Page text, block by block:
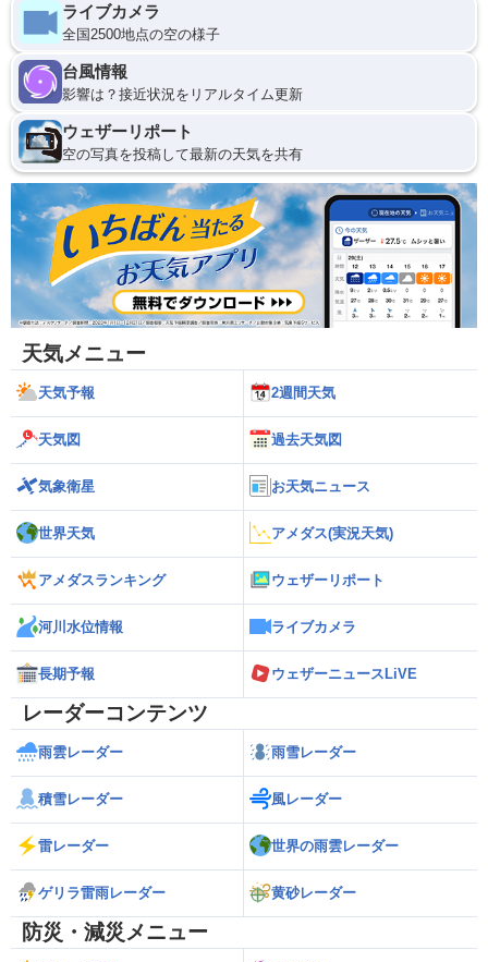
ライブカメラ
全国2500地点の空の様子
台風情報
影響は？接近状況をリアルタイム更新
ウェザーリポート
空の写真を投稿して最新の天気を共有
天気メニュー
天気予報 2週間天気
天気図 過去天気図
気象衛星 お天気ニュース
世界天気 アメダス(実況天気)
アメダスランキング ウェザーリポート
河川水位情報 ライブカメラ
長期予報 ウェザーニュースLiVE
レーダーコンテンツ
雨雲レーダー 雨雪レーダー
積雪レーダー 風レーダー
雷レーダー 世界の雨雲レーダー
ゲリラ雷雨レーダー 黄砂レーダー
防災・減災メニュー